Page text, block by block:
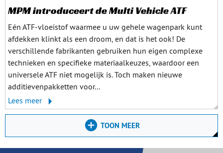
MPM introduceert de Multi Vehicle ATF
Eén ATF-vloeistof waarmee u uw gehele wagenpark kunt
afdekken klinkt als een droom, en dat is het ook! De
verschillende fabrikanten gebruiken hun eigen complexe
technieken en specifieke materiaalkeuzes, waardoor een
universele ATF niet mogelijk is. Toch maken nieuwe
additievenpakketten voor...
Lees meer
TOON MEER